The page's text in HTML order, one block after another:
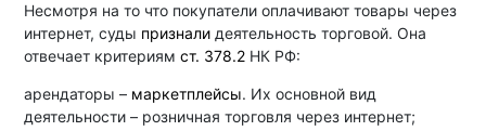
Несмотря на то что покупатели оплачивают товары через
интернет, суды призналидеятельность торговой. Она
отвечает критериям ст. 378.2НК РФ:
арендаторы – маркетплейсы. Их основной вид
деятельности – розничная торговля через интернет;